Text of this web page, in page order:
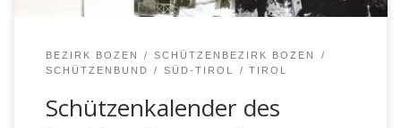
BEZIRK BOZEN
SCHÜTZENBEZIRK BOZEN
SCHÜTZENBUND
SÜD-TIROL TIROL
Schützenkalender des